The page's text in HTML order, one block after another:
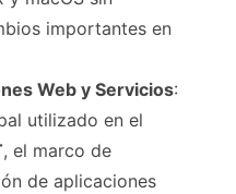
importantes en
Web y Servicios:
utilizado en el
, el marco de
de aplicaciones